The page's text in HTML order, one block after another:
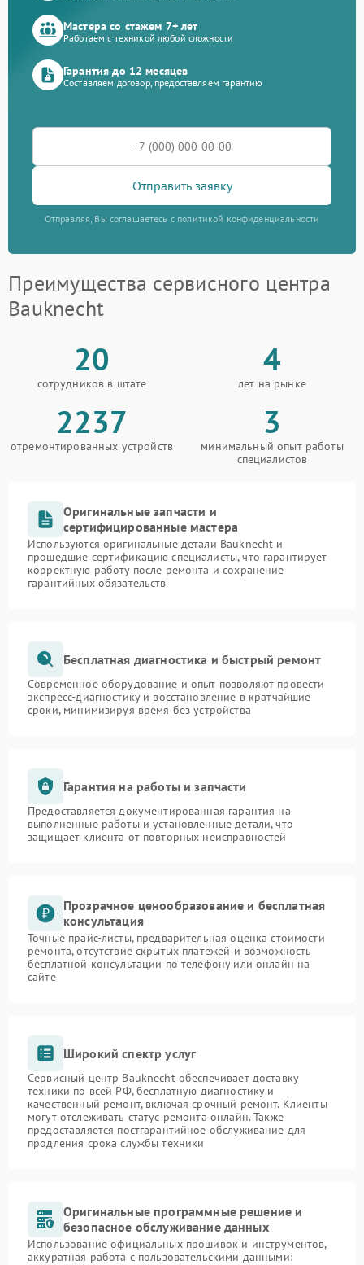
Мастера со стажем 7+ лет
Работаем с техникой любой сложности
Гарантия до 12 месяцев
Составляем договор, предоставляем гарантию
Отправить заявку
Отправляя, Вы соглашаетесь с политикой конфиденциальности
Преимущества сервисного центра
Bauknecht
20
сотрудников в штате
4
лет на рынке
2237
отремонтированных устройств
3
минимальный опыт работы
специалистов
Оригинальные запчасти и
сертифицированные мастера
Используются оригинальные детали Bauknecht и
прошедшие сертификацию специалисты, что гарантирует
корректную работу после ремонта и сохранение
гарантийных обязательств
Бесплатная диагностика и быстрый ремонт
Современное оборудование и опыт позволяют провести
экспресс-диагностику и восстановление в кратчайшие
сроки, минимизируя время без устройства
Гарантия на работы и запчасти
Предоставляется документированная гарантия на
выполненные работы и установленные детали, что
защищает клиента от повторных неисправностей
Прозрачное ценообразование и бесплатная
консультация
Точные прайс-листы, предварительная оценка стоимости
ремонта, отсутствие скрытых платежей и возможность
бесплатной консультации по телефону или онлайн на
сайте
Широкий спектр услуг
Сервисный центр Bauknecht обеспечивает доставку
техники по всей РФ, бесплатную диагностику и
качественный ремонт, включая срочный ремонт. Клиенты
могут отслеживать статус ремонта онлайн. Также
предоставляется постгарантийное обслуживание для
продления срока службы техники
Оригинальные программные решение и
безопасное обслуживание данных
Использование официальных прошивок и инструментов,
аккуратная работа с пользовательскими данными: